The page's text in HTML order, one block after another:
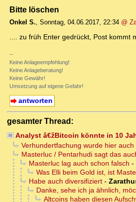
Bitte löschen
Onkel S., Sonntag, 04.06.2017, 22:34 @
.... zu früh Enter gedrückt, Post kommt
--
Keine Anlageempfehlung!
Keine Anlageberatung!
Keine Gewähr!
Umsetzung auf eigene Gefahr!
antworten
gesamter Thread:
Analyst â€žBitcoin könnte in 10
Verhundertfachung wurde hier
Masterluc / Pentarhudi sagt das
Masterluc lag auch schon falsch -
Was Elli beim Gold ist, ist
Habe auch diversifiziert-
Danke, sehe ich ja ähnlich,
Altcoins haben diesen